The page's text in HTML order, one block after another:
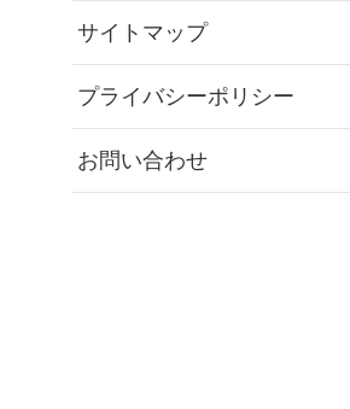
サイトマップ
プライバシーポリシー
お問い合わせ